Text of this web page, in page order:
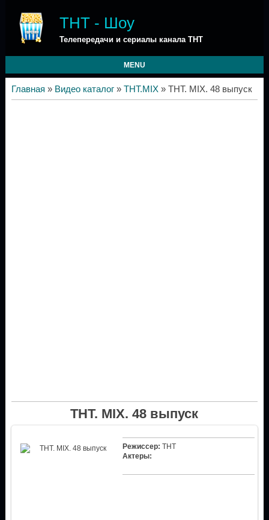
ТНТ - Шоу
Телепередачи и сериалы канала ТНТ
MENU
Главная » Видео каталог» ТНТ.MIX» ТНТ. MIX. 48 выпуск
ТНТ. MIX. 48 выпуск
Режиссер: ТНТ
Актеры: